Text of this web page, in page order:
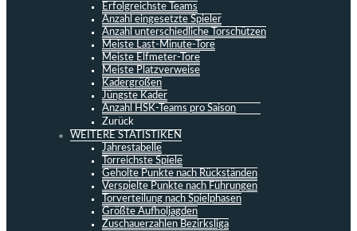
Erfolgreichste Teams
Anzahl eingesetzte Spieler
Anzahl unterschiedliche Torschützen
Meiste Last-Minute-Tore
Meiste Elfmeter-Tore
Meiste Platzverweise
Kadergrößen
Jüngste Kader
Anzahl HSK-Teams pro Saison
Zurück
WEITERE STATISTIKEN
Jahrestabelle
Torreichste Spiele
Geholte Punkte nach Rückständen
Verspielte Punkte nach Führungen
Torverteilung nach Spielphasen
Größte Aufholjagden
Zuschauerzahlen Bezirksliga